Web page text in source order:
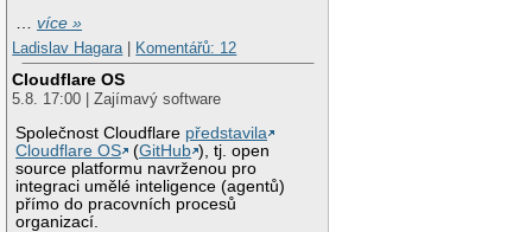
…více »
Ladislav Hagara| Komentářů: 12
Cloudflare OS
5.8. 17:00 | Zajímavý software
Společnost Cloudflare představila
Cloudflare OS
(GitHub ), tj. open
source platformu navrženou pro
integraci umělé inteligence (agentů)
přímo do pracovních procesů
organizací.